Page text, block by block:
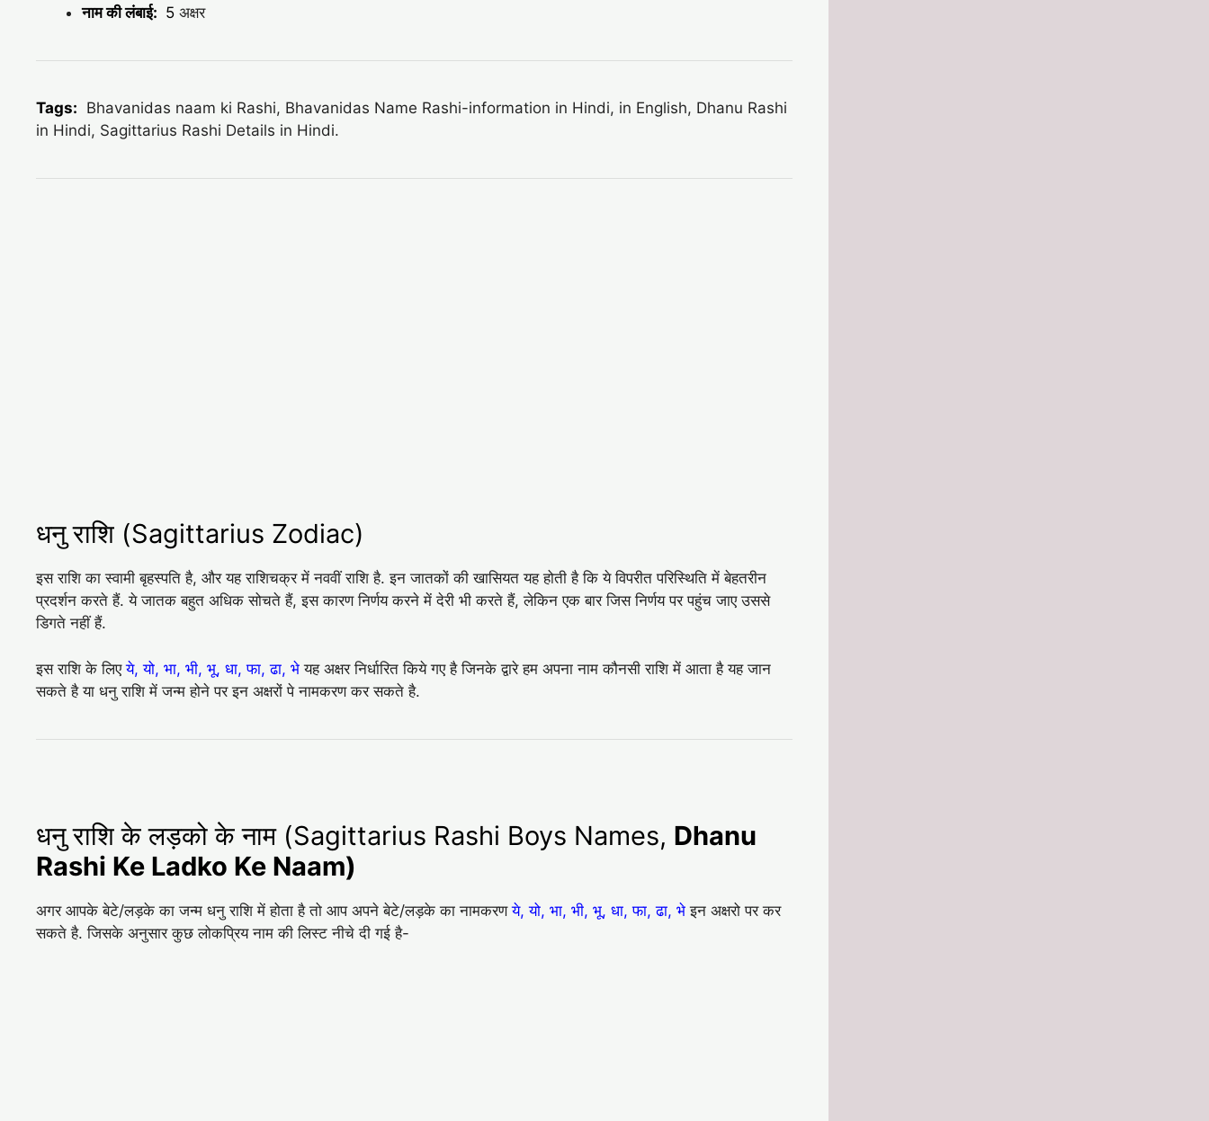
नाम की लंबाई: 5 अक्षर
Tags: Bhavanidas naam ki Rashi, Bhavanidas Name Rashi-information in Hindi, in English, Dhanu Rashi
in Hindi, Sagittarius Rashi Details in Hindi.
धनु राशि (Sagittarius Zodiac)
इस राशि का स्वामी बृहस्पति है, और यह राशिचक्र में नववीं राशि है. इन जातकों की खासियत यह होती है कि ये विपरीत परिस्थिति में बेहतरीन
प्रदर्शन करते हैं. ये जातक बहुत अधिक सोचते हैं, इस कारण निर्णय करने में देरी भी करते हैं, लेकिन एक बार जिस निर्णय पर पहुंच जाए उससे
डिगते नहीं हैं.
इस राशि के लिएये, यो, भा, भी, भू, धा, फा, ढा, भे यह अक्षर निर्धारित किये गए है जिनके द्वारे हम अपना नाम कौनसी राशि में आता है यह जान
सकते है या धनु राशि में जन्म होने पर इन अक्षरों पे नामकरण कर सकते है.
धनु राशि के लड़को के नाम (Sagittarius Rashi Boys Names, Dhanu
Rashi Ke Ladko Ke Naam)
अगर आपके बेटे/लड़के का जन्म धनु राशि में होता है तो आप अपने बेटे/लड़के का नामकरणये, यो, भा, भी, भू, धा, फा, ढा, भे इन अक्षरो पर कर
सकते है. जिसके अनुसार कुछ लोकप्रिय नाम की लिस्ट नीचे दी गई है-